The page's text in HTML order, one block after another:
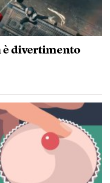
è divertimento